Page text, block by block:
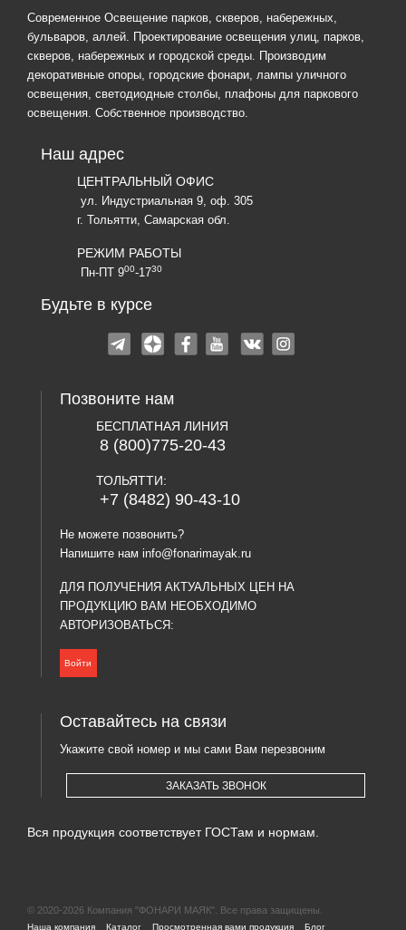
Современное Освещение парков, скверов, набережных,
бульваров, аллей. Проектирование освещения улиц, парков,
скверов, набережных и городской среды. Производим
декоративные опоры, городские фонари, лампы уличного
освещения, светодиодные столбы, плафоны для паркового
освещения. Собственное производство.
Наш адрес
ЦЕНТРАЛЬНЫЙ ОФИС
ул. Индустриальная 9, оф. 305
г. Тольятти, Самарская обл.
РЕЖИМ РАБОТЫ
Пн-ПТ 900-1730
Будьте в курсе
Позвоните нам
БЕСПЛАТНАЯ ЛИНИЯ
8 (800)775-20-43
ТОЛЬЯТТИ:
+7 (8482) 90-43-10
Не можете позвонить?
Напишите нам info@fonarimayak.ru
ДЛЯ ПОЛУЧЕНИЯ АКТУАЛЬНЫХ ЦЕН НА
ПРОДУКЦИЮ ВАМ НЕОБХОДИМО
АВТОРИЗОВАТЬСЯ:
Войти
Оставайтесь на связи
Укажите свой номер и мы сами Вам перезвоним
ЗАКАЗАТЬ ЗВОНОК
Вся продукция соответствует ГОСТам и нормам.
© 2020-2026 Компания "ФОНАРИ МАЯК". Все права защищены.
Наша компания Каталог Просмотренная вами продукция Блог